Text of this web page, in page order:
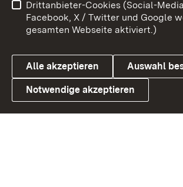
Link zum Landesportal
Benutzungshinweise
Datenschutz
Cookies
Drittanbieter-Cookies (Social-
Facebook, X / Twitter und Google
gesamten Webseite aktiviert.)
Alle akzeptieren Auswahl
Notwendige akzeptieren